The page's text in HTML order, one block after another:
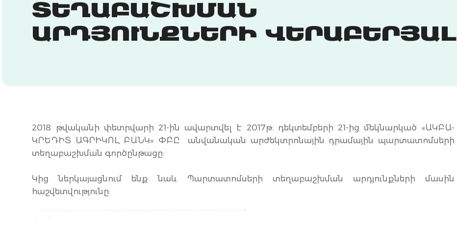
ՏԵՂԱԲԱՇԽՄԱՆ
ԱՐԴՅՈՒՆՔՆԵՐԻ ՎԵՐԱԲԵՐՅԱԼ
2018 թվականի փետրվարի 21-ին ավարտվել է 2017թ. դեկտեմբերի 21-ից մեկնարկած «ԱԿԲԱ-
ԿՐԵԴԻՏ ԱԳՐԻԿՈԼ ԲԱՆԿ» ՓԲԸ անվանական արժեկտրոնային դրամային պարտատոմսերի
տեղաբաշխման գործընթացը:
Կից ներկայացնում ենք նաև Պարտատոմսերի տեղաբաշխման արդյունքների մասին
հաշվետվությունը: